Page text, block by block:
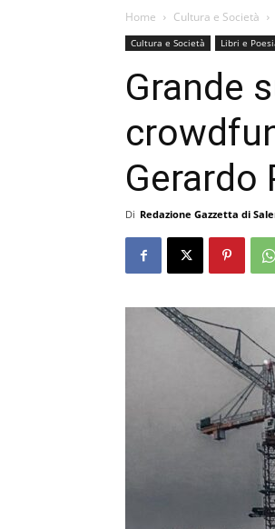
Home Cultura e Società
Cultura e Società Libri e
Grande
Gerardo
Di Redazione Gazzetta di